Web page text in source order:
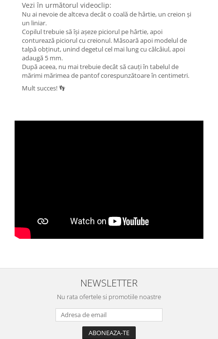
Vezi în următorul videoclip:
Nu ai nevoie de altceva decât o coală de hârtie, un creion și
un liniar.
Copilul trebuie să își așeze piciorul pe hârtie, apoi
conturează piciorul cu creionul. Măsoară apoi modelul de
talpă obținut, unind degetul cel mai lung cu călcâiul, apoi
adaugă 5 mm.
După aceea, nu mai trebuie decât să cauți în tabelul de
mărimi mărimea de pantof corespunzătoare în centimetri.
Mult succes! 👣
NEWSLETTER
Nu rata ofertele si promotiile noastre